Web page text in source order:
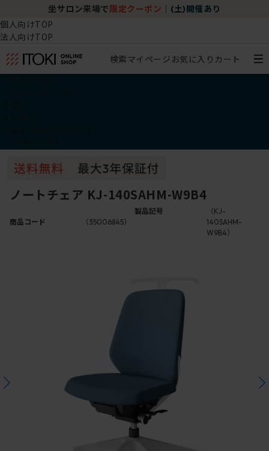
坐サロン来場で 限定クーポン (土)開催あり
個人向けTOP
法人向けTOP
検索マイページ お気に入り カート
ノートチェア KJ-140SAHM-W9B4
商品コード （35006845）
製品記号
（KJ-
140SAHM-
W9B4）